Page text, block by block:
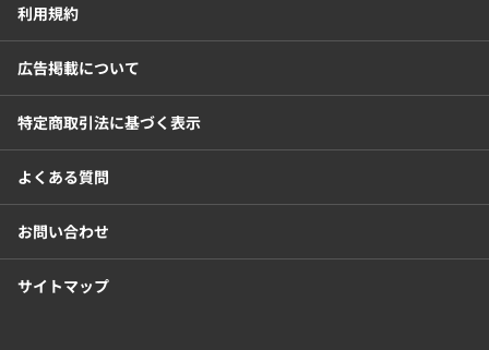
利用規約
広告掲載について
特定商取引法に基づく表示
よくある質問
お問い合わせ
サイトマップ